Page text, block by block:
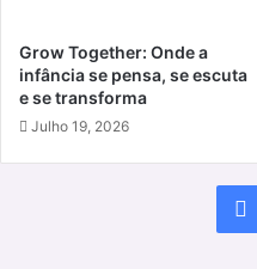
Grow Together: Onde a
infância se pensa, se escuta
e se transforma
Julho 19, 2026